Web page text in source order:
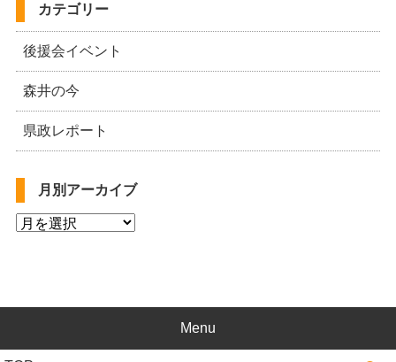
カテゴリー
後援会イベント
森井の今
県政レポート
月別アーカイブ
Menu